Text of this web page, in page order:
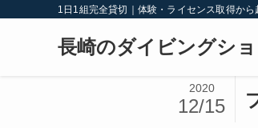
1日1組完全貸切｜体験・ライセンス取得か
長崎のダイビングシ
2020
12/15